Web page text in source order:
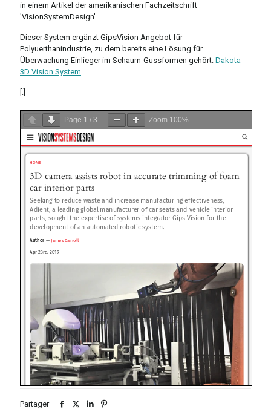
in einem Artikel der amerikanischen Fachzeitschrift
'VisionSystemDesign'.
Dieser System ergänzt GipsVision Angebot für
Polyuerthanindustrie, zu dem bereits eine Lösung für
Überwachung Einlieger im Schaum-Gussformen gehört: Dakota
3D Vision System.
[:]
Page 1 / 3 Zoom 100%
Partager